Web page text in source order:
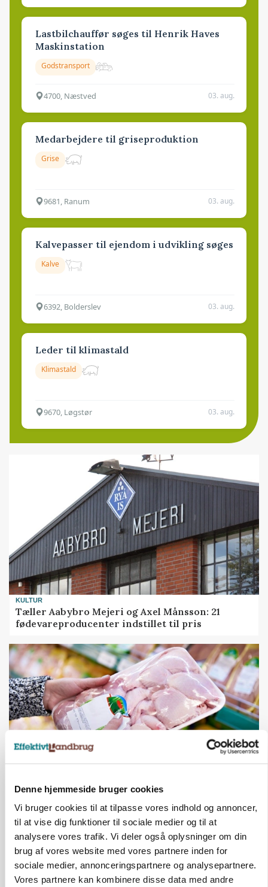
Denne hjemmeside bruger cookies
Vi bruger cookies til at tilpasse vores indhold og annoncer,
til at vise dig funktioner til sociale medier og til at
analysere vores trafik. Vi deler også oplysninger om din
brug af vores website med vores partnere inden for
sociale medier, annonceringspartnere og analysepartnere.
Vores partnere kan kombinere disse data med andre
Lastbilchauffør søges til Henrik Haves
Maskinstation
Godstransport
4700, Næstved 03. aug.
Medarbejdere til griseproduktion
Grise
9681, Ranum 03. aug.
Kalvepasser til ejendom i udvikling søges
Kalve
6392, Bolderslev 03. aug.
Leder til klimastald
Klimastald
9670, Løgstør 03. aug.
KULTUR
Tæller Aabybro Mejeri og Axel Månsson: 21
fødevareproducenter indstillet til pris
MARKEDSFOKUS
presser markedet